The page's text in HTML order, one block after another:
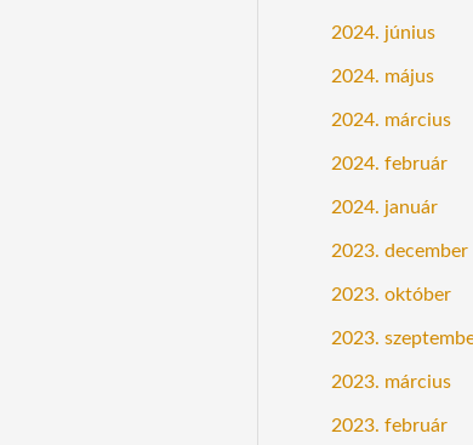
2024. június
2024. május
2024. március
2024. február
2024. január
2023. december
2023. október
2023.
2023. március
2023. február